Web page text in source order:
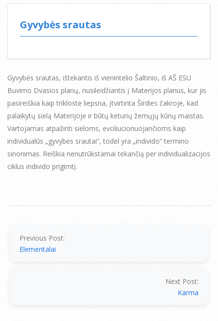
Gyvybės srautas
Gyvybės srautas, ištekantis iš vienintelio Šaltinio, iš AŠ ESU
Buvimo Dvasios planų, nusileidžiantis į Materijos planus, kur jis
pasireiškia kaip triklostė liepsna, įtvirtinta Širdies čakroje, kad
palaikytų sielą Materijoje ir būtų keturių žemųjų kūnų maistas.
Vartojamas atpažinti sieloms, evoliucionuojančioms kaip
individualūs „gyvybės srautai”, todėl yra „individo” termino
sinonimas. Reiškia nenutrūkstamai tekančią per individualizacijos
ciklus individo prigimtį.
Previous Post:
Elementalai
Next Post:
Karma